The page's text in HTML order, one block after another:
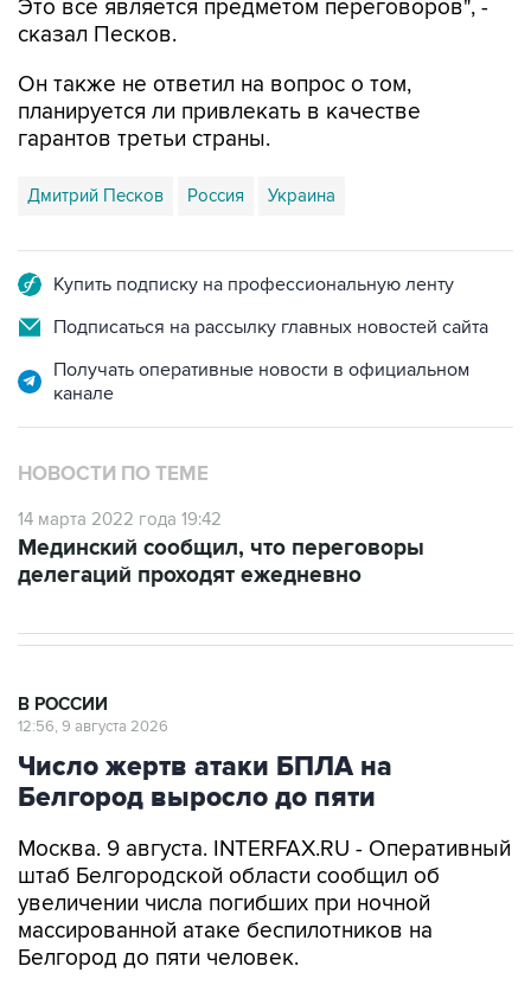
Он также не ответил на вопрос о том,
гарантов третьи страны.
Дмитрий Песков Россия Украина
Подписаться на рассылку главных новостей сайта
Получать оперативные новости в официальном
НОВОСТИ ПО ТЕМЕ
14 марта 2022 года 19:42
делегаций проходят ежедневно
Число жертв атаки БПЛА на
Белгород выросло до пяти
Москва. 9 августа. INTERFAX.RU - Оперативный
увеличении числа погибших при ночной
массированной атаке беспилотников на
Белгород до пяти человек.
"При разборе конструкций многоквартирного